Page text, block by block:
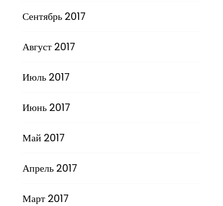
Сентябрь 2017
Август 2017
Июль 2017
Июнь 2017
Май 2017
Апрель 2017
Март 2017